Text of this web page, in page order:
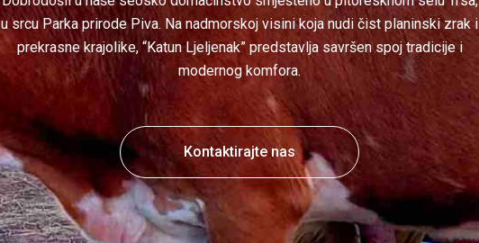
u srcu Parka prirode Piva. Na nadmorskoj visini koja nudi čist planinski zrak i
prekrasne krajolike, “Katun Ljeljenak” predstavlja savršen spoj tradicije i
modernog komfora.
Kontaktirajte nas